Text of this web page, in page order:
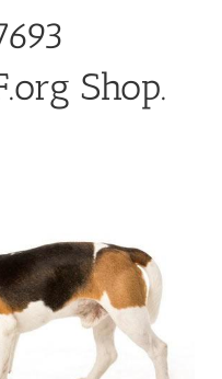
Shop.